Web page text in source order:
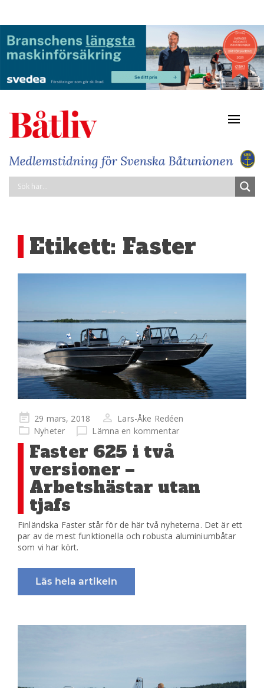
Etikett: Faster
Publicerad
på
29 mars, 2018
Lars-Åke Redéen
Nyheter
Lämna en kommentar
Faster 625 i två
versioner –
Arbetshästar utan
tjafs
Finländska Faster står för de här två nyheterna. Det är ett
par av de mest funktionella och robusta aluminiumbåtar
som vi har kört.
Läs hela artikeln